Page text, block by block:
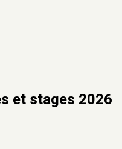
et stages 2026